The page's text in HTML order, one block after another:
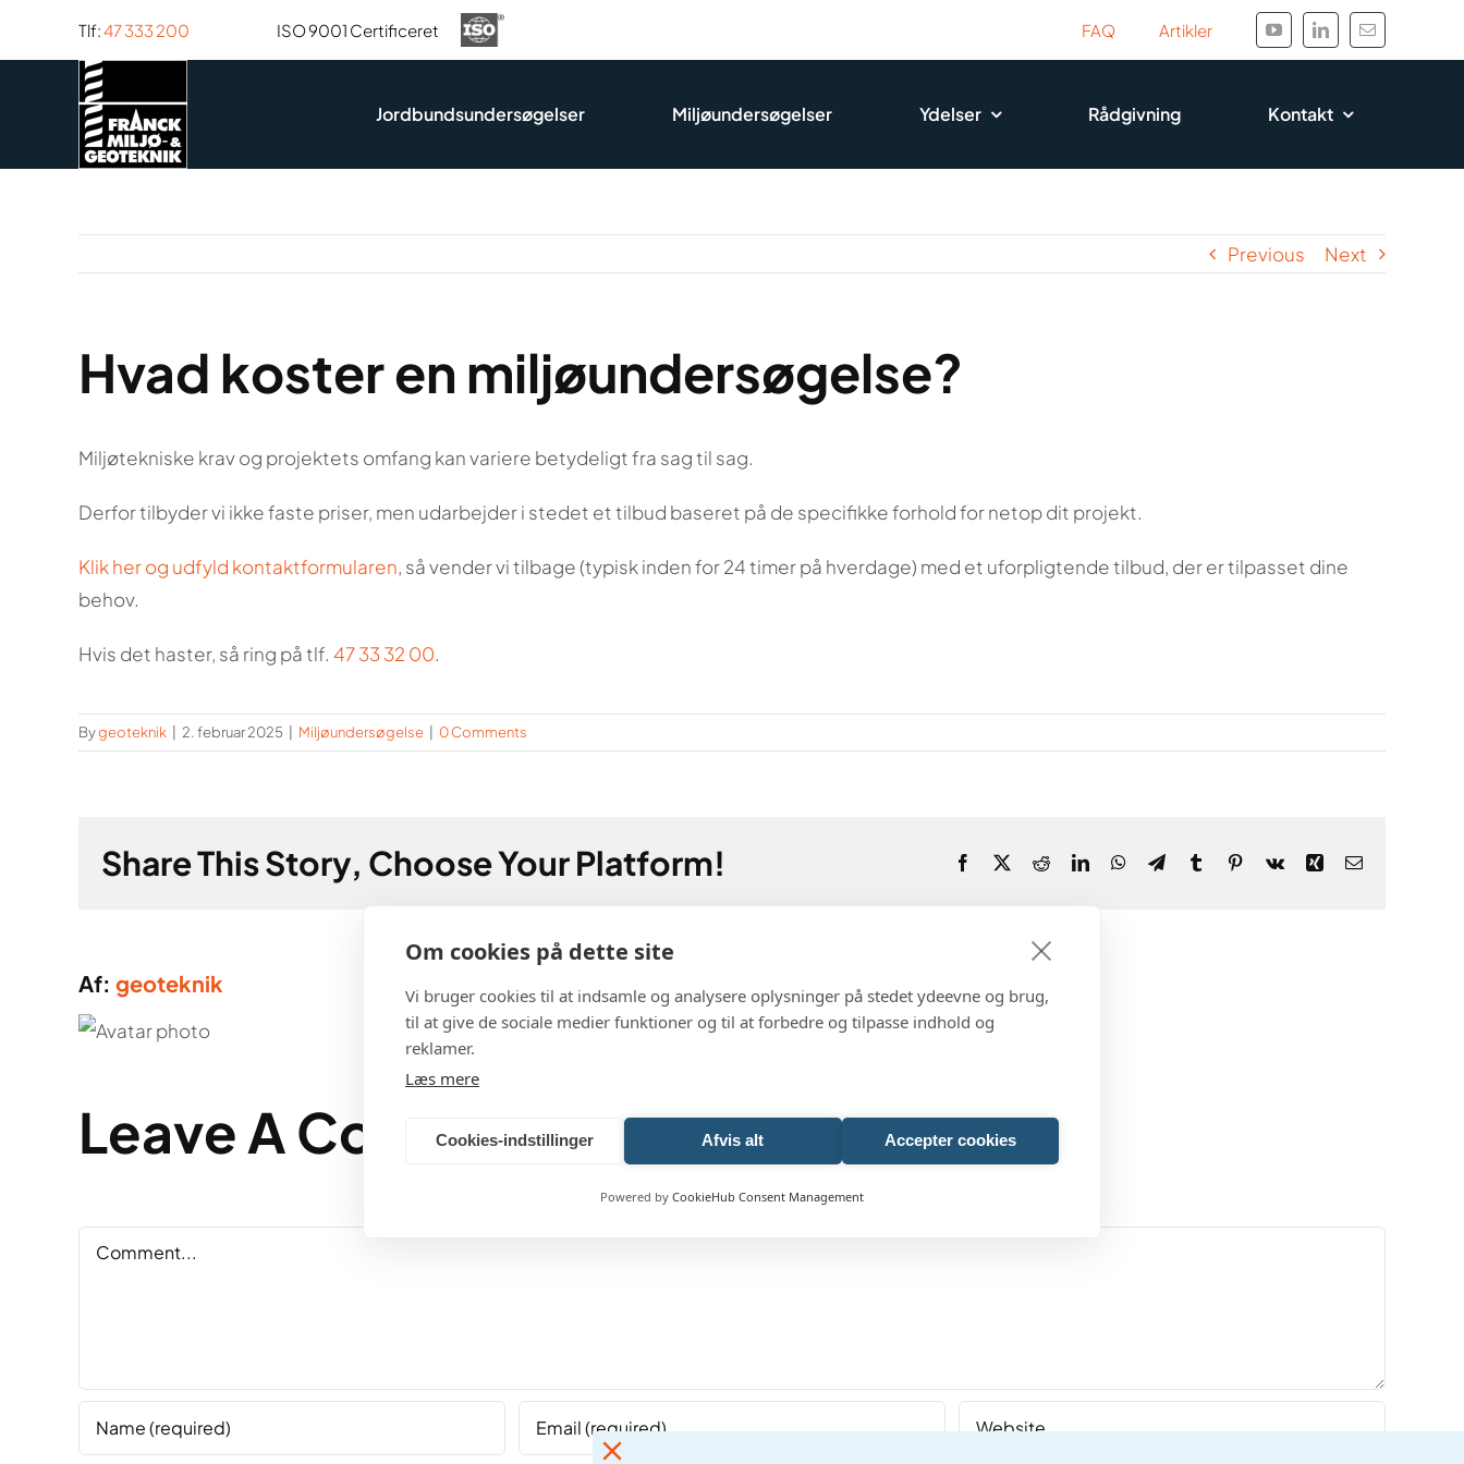
Tlf:47 333 200 ISO 9001 Certificeret FAQ Artikler
Jordbundsundersøgelser Miljøundersøgelser Ydelser Rådgivning Kontakt
Previous Next
Hvad koster en miljøundersøgelse?
Miljøtekniske krav og projektets omfang kan variere betydeligt fra sag til sag.
Derfor tilbyder vi ikke faste priser, men udarbejder i stedet et tilbud baseret på de specifikke forhold for netop dit projekt.
Klik her og udfyld kontaktformularen, så vender vi tilbage (typisk inden for 24 timer på hverdage) med et uforpligtende tilbud, der er tilpasset dine
behov.
Hvis det haster, så ring på tlf. 47 33 32 00.
Bygeoteknik 2. februar 2025 Miljøundersøgelse 0 Comments
Share This Story, Choose Your Platform! Facebook
X RedditLinkedInWhatsApp
TelegramTumblrPinterest
Vk Xing Email
Af: geoteknik
Leave A Comment
Comment
Om cookies på dette site
Vi bruger cookies til at indsamle og analysere oplysninger på stedet ydeevne og brug,
til at give de sociale medier funktioner og til at forbedre og tilpasse indhold og
reklamer.
Læs mere
Cookies-indstillinger Afvis alt Accepter cookies
Powered by CookieHub Consent Management